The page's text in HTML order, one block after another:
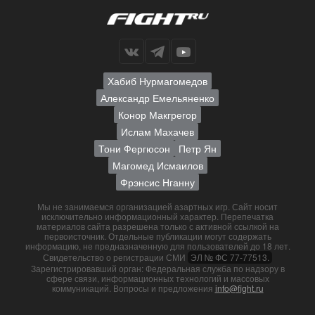
Хабиб Нурмагомедов
Александр Емельяненко
Конор Макгрегор
Ислам Махачев
Тони Фергюсон
Петр Ян
Магомед Исмаилов
Фрэнсис Нганну
Мы не занимаемся организацией азартных игр. Сайт носит
исключительно информационный характер. Перепечатка
материалов сайта разрешена только с активной ссылкой на
первоисточник. Отдельные публикации могут содержать
информацию, не предназначенную для пользователей до 18 лет.
Свидетельство о регистрации СМИ ЭЛ № ФС 77-77513.
Зарегистрировавший орган: Федеральная служба по надзору в
сфере связи, информационных технологий и массовых
коммуникаций. Вопросы и предложения info@fight.ru